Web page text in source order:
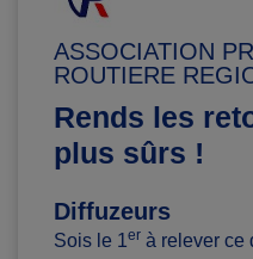
ASSOCIATION
ROUTIERE
Rends les
plus sûrs !
Diffuzeurs
Sois le 1er à relever ce